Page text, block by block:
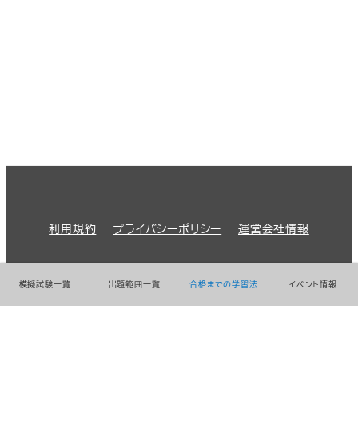
利用規約 プライバシーポリシー 運営会社情報
© 2026 GMO Prime Strategy Co.,Ltd.
模擬試験一覧 出題範囲一覧 合格までの学習法 イベント情報